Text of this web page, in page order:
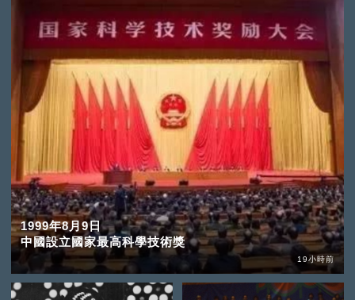
1999年8月9日
中國設立國家最高科學技術獎
19小時前